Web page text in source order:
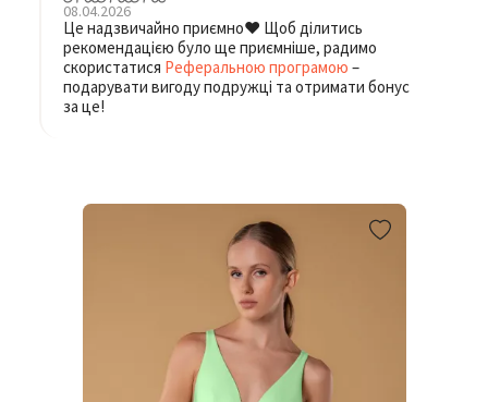
08.04.2026
Це надзвичайно приємно❤️ Щоб ділитись
рекомендацією було ще приємніше, радимо
скористатися Реферальною програмою –
подарувати вигоду подружці та отримати бонус
за це!